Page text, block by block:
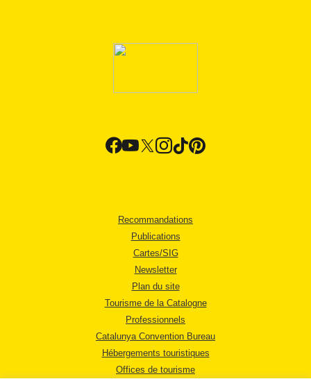
Recommandations
Publications
Cartes/SIG
Newsletter
Plan du site
Tourisme de la Catalogne
Professionnels
Catalunya Convention Bureau
Hébergements touristiques
Offices de tourisme